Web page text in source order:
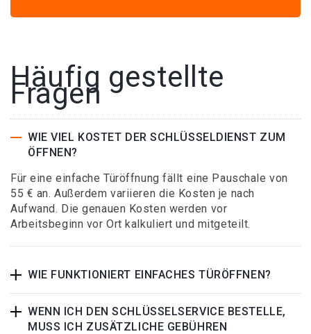
Häufig gestellte
Fragen
WIE VIEL KOSTET DER SCHLÜSSELDIENST ZUM
ÖFFNEN?
Für eine einfache Türöffnung fällt eine Pauschale von
55 € an. Außerdem variieren die Kosten je nach
Aufwand. Die genauen Kosten werden vor
Arbeitsbeginn vor Ort kalkuliert und mitgeteilt.
WIE FUNKTIONIERT EINFACHES TÜRÖFFNEN?
WENN ICH DEN SCHLÜSSELSERVICE BESTELLE,
MUSS ICH ZUSÄTZLICHE GEBÜHREN